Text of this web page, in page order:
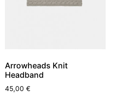
Arrowheads Knit
Headband
45,00 €